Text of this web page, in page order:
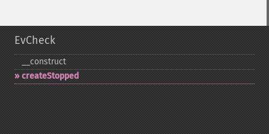
EvCheck
_​_​construct
createStopped